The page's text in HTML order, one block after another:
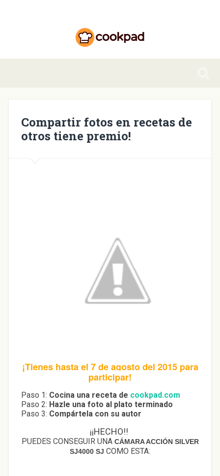
Compartir fotos en recetas de
otros tiene premio!
¡Tienes hasta el 7 de agosto del 2015 para
participar!
Paso 1: Cocina una receta de cookpad.com
Paso 2: Hazle una foto al plato terminado
Paso 3: Compártela con su autor
¡¡HECHO!!
PUEDES CONSEGUIR UNA CÁMARA ACCIÓN SILVER
SJ4000 SJ COMO ESTA: